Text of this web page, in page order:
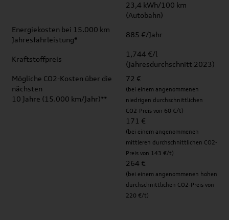
23,4 kWh/100 km
(Autobahn)
Energiekosten bei 15.000 km
Jahresfahrleistung*
885 €/Jahr
Kraftstoffpreis
1,744 €/l
(Jahresdurchschnitt 2023)
Mögliche CO2-Kosten über die
nächsten
10 Jahre (15.000 km/Jahr)**
72 €
(bei einem angenommenen
niedrigen durchschnittlichen
CO2-Preis von 60 €/t)
171 €
(bei einem angenommenen
mittleren durchschnittlichen CO2-
Preis von 143 €/t)
264 €
(bei einem angenommenen hohen
durchschnittlichen CO2-Preis von
220 €/t)